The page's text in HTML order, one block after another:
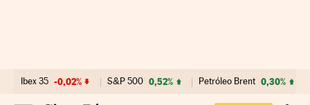
Ibex 35 -0,02% S&P 500 0,52% Petróleo Brent 0,30%